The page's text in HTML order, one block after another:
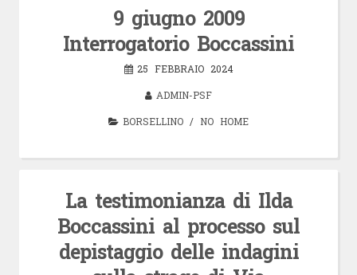
9 giugno 2009
Interrogatorio Boccassini
25 FEBBRAIO 2024
ADMIN-PSF
BORSELLINO / NO HOME
La testimonianza di Ilda
Boccassini al processo sul
depistaggio delle indagini